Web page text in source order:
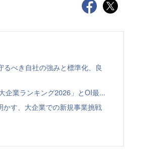
べき自社の強みと標準化、良
企業ランキング2026」とOI最...
かす、大企業での新規事業挑戦